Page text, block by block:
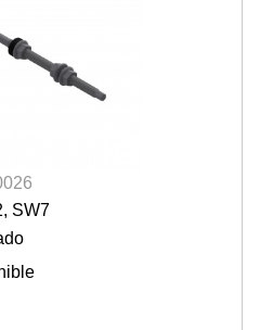
SW7